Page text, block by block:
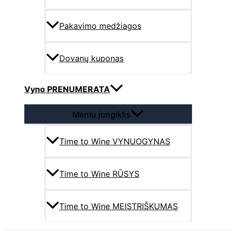
Pakavimo medžiagos
Dovanų kuponas
Vyno PRENUMERATA
Meniu jungiklis
Time to Wine VYNUOGYNAS
Time to Wine RŪSYS
Time to Wine MEISTRIŠKUMAS